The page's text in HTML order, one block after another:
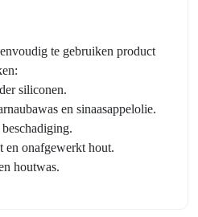
te gebruiken product
siliconen.
en sinaasappelolie.
en onafgewerkt hout.
houtwas.